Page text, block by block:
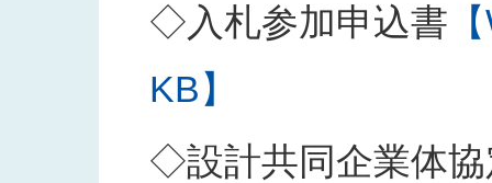
◇入札参加申込書
KB】
◇設計共同企業体協